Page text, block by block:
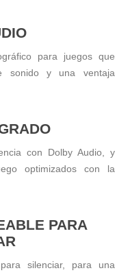
para juegos que
sonido y una ventaja
con Dolby Audio, y
optimizados con la
PARA
silenciar, para una